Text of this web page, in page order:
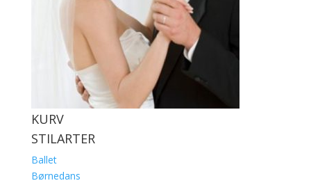
KURV
STILARTER
Ballet
Børnedans